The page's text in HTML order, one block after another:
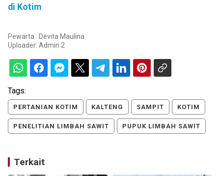
di Kotim
Pewarta : Devita Maulina
Uploader: Admin 2
Tags:
PERTANIAN KOTIM KALTENG SAMPIT KOTIM
PENELITIAN LIMBAH SAWIT PUPUK LIMBAH SAWIT
Terkait